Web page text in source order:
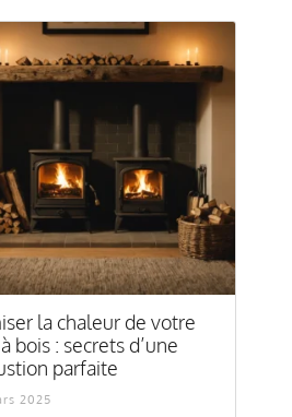
la chaleur de votre
bois : secrets d’une
parfaite
2025